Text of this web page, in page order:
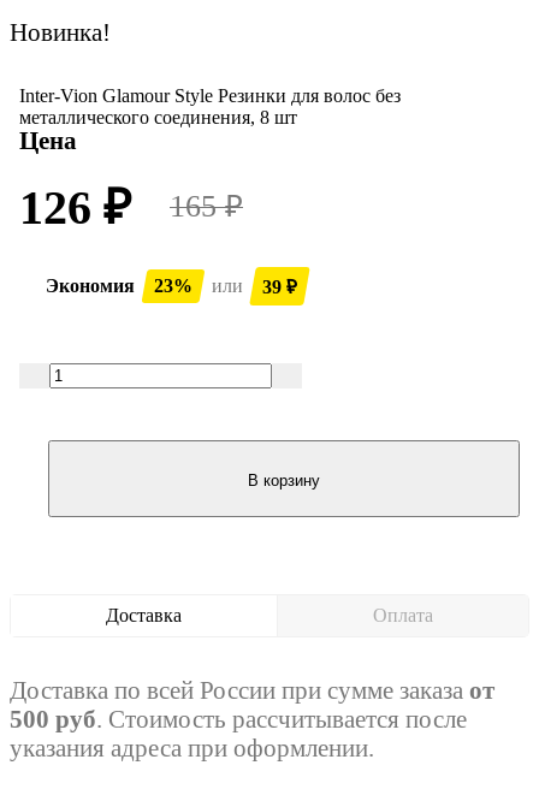
Новинка!
Inter-Vion Glamour Style Резинки для волос без
металлического соединения, 8 шт
Цена
126 ₽ 165₽
Экономия 23% или 39 ₽
В корзину
Доставка Оплата
Доставка по всей России при сумме заказа от
500 руб . Стоимость рассчитывается после
указания адреса при оформлении.